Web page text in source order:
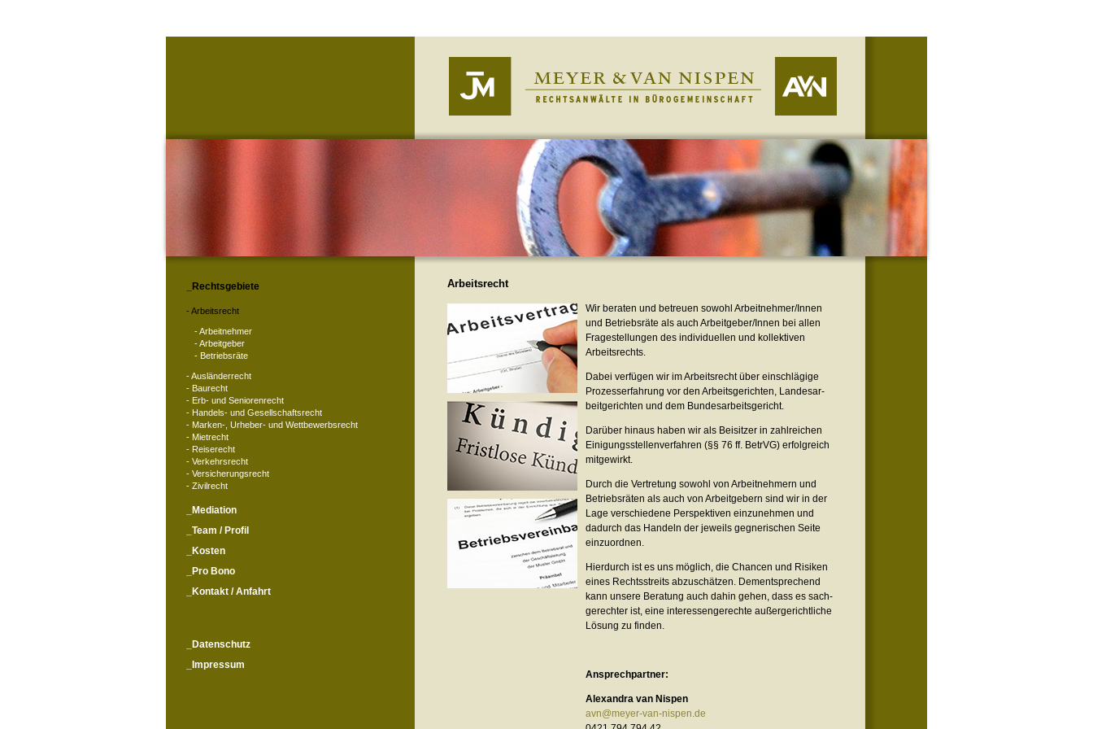
Rechtsgebiete
Arbeits­recht
Arbeit­neh­mer
Arbeit­ge­ber
Betriebs­räte
Aus­län­der­recht
Baurecht
Erb- und Seniorenrecht
Handels- und Gesellschaftsrecht
Marken-, Urheber- und Wettbewerbsrecht
Mietrecht
Reiserecht
Verkehrsrecht
Versicherungsrecht
Zivilrecht
Mediation
Team / Profil
Kosten
Pro Bono
Kontakt / Anfahrt
Datenschutz
Impressum
Arbeitsrecht
Wir bera­ten und betreuen sowohl Arbeitnehmer/Innen
und Betriebs­räte als auch Arbeitgeber/Innen bei allen
Fra­ge­stel­lun­gen des indi­vi­du­el­len und kol­lek­ti­ven
Arbeitsrechts.
Dabei ver­fü­gen wir im Arbeits­recht über ein­schlä­gige
Pro­zes­ser­fah­rung vor den Arbeits­ge­rich­ten, Lan­des­ar­
beit­ge­rich­ten und dem Bundesarbeitsgericht.
Dar­über hin­aus haben wir als Bei­sit­zer in zahl­rei­chen
Eini­gungs­stel­len­ver­fah­ren (§§ 76 ff. BetrVG) erfolg­reich
mitgewirkt.
Durch die Ver­tre­tung sowohl von Arbeit­neh­mern und
Betriebs­rä­ten als auch von Arbeit­ge­bern sind wir in der
Lage ver­schie­dene Per­spek­ti­ven ein­zu­neh­men und
dadurch das Han­deln der jeweils geg­ne­ri­schen Seite
einzuordnen.
Hier­durch ist es uns mög­lich, die Chan­cen und Risi­ken
eines Rechts­streits abzu­schät­zen. Dem­ent­spre­chend
kann unsere Bera­tung auch dahin gehen, dass es sach­
ge­rech­ter ist, eine inter­es­sen­ge­rechte außer­ge­richt­li­che
Lösung zu finden.
Ansprech­part­ner:
Alex­an­dra van Nis­pen
avn@meyer-van-nispen.de